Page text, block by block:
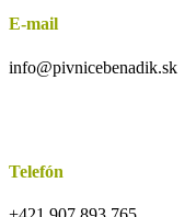
E-mail
info@pivnicebenadik.sk
Telefón